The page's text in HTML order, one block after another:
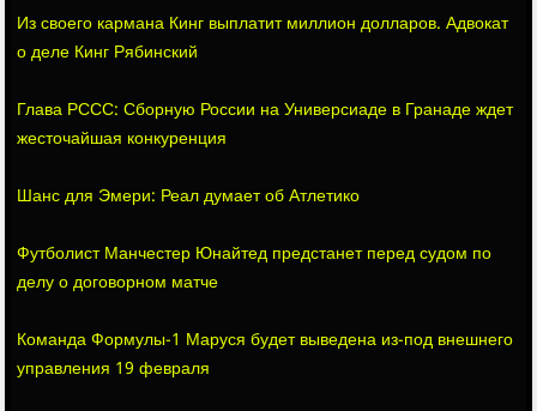
Из своего кармана Кинг выплатит миллион долларов. Адвокат
о деле Кинг Рябинский
Глава РССС: Сборную России на Универсиаде в Гранаде ждет
жесточайшая конкуренция
Шанс для Эмери: Реал думает об Атлетико
Футболист Манчестер Юнайтед предстанет перед судом по
делу о договорном матче
Команда Формулы-1 Маруся будет выведена из-под внешнего
управления 19 февраля